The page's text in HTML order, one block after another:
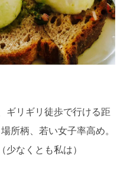
ギリギリ徒歩で行ける距
所柄、若い女子率高め。
少なくとも私は）